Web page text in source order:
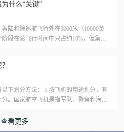
什么“关键”
陆和除巡航飞行外在3000米（10000英
段在总飞行时间中只占约10%，但集中
以下划分方法： 1.按飞机的用途划分，有
。国家航空飞机是指军队、警察和海关
查看更多